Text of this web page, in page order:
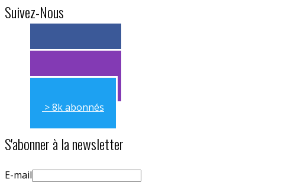
Suivez-Nous
> 11k abonnés
> 11k abonnés
> 8k abonnés
S'abonner à la newsletter
E-mail